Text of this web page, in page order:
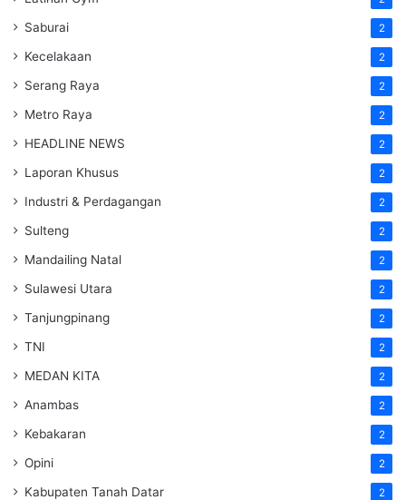
Saburai 2
Kecelakaan 2
Serang Raya 2
Metro Raya 2
HEADLINE NEWS 2
Laporan Khusus 2
Industri & Perdagangan 2
Sulteng 2
Mandailing Natal 2
Sulawesi Utara 2
Tanjungpinang 2
TNI 2
MEDAN KITA 2
Anambas 2
Kebakaran 2
Opini 2
Kabupaten Tanah Datar 2